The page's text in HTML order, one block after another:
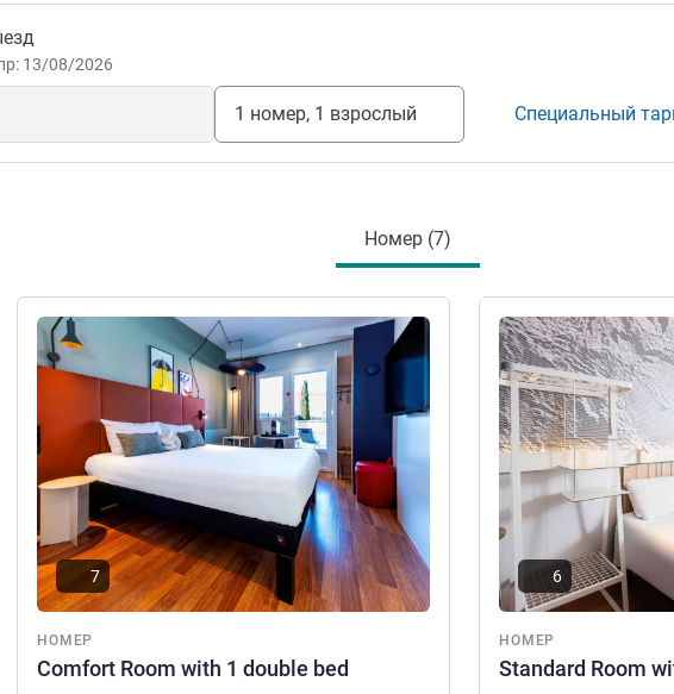
13/08/2026
1 номер, 1 взрослый Специальный
Номер (7)
- Номер
НОМЕР
Comfort Room with 1 double bed
Подробная информация
7
НОМЕР
Standard Room
Подробная
6